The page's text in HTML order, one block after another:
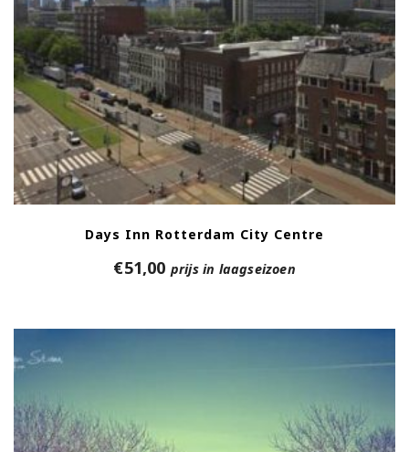
Days Inn Rotterdam City Centre
€51,00 prijs in laagseizoen